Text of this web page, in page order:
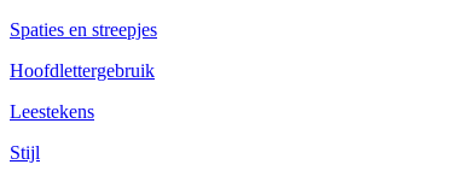
Spaties en streepjes
Hoofdlettergebruik
Leestekens
Stijl